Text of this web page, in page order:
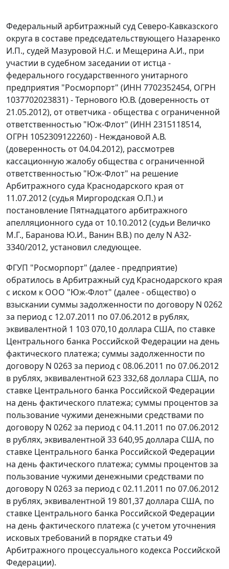
Федеральный арбитражный суд Северо-Кавказского
округа в составе председательствующего Назаренко
И.П., судей Мазуровой Н.С. и Мещерина А.И., при
участии в судебном заседании от истца -
федерального государственного унитарного
предприятия "Росморпорт" (ИНН 7702352454, ОГРН
1037702023831) - Тернового Ю.В. (доверенность от
21.05.2012), от ответчика - общества с ограниченной
ответственностью "Юж-Флот" (ИНН 2315118514,
ОГРН 1052309122260) - Неждановой А.В.
(доверенность от 04.04.2012), рассмотрев
кассационную жалобу общества с ограниченной
ответственностью "Юж-Флот" на решение
Арбитражного суда Краснодарского края от
11.07.2012 (судья Миргородская О.П.) и
постановление Пятнадцатого арбитражного
апелляционного суда от 10.10.2012 (судьи Величко
М.Г., Баранова Ю.И., Ванин В.В.) по делу N А32-
3340/2012, установил следующее.
ФГУП "Росморпорт" (далее - предприятие)
обратилось в Арбитражный суд Краснодарского края
с иском к ООО "Юж-Флот" (далее - общество) о
взыскании суммы задолженности по договору N 0262
за период с 12.07.2011 по 07.06.2012 в рублях,
эквивалентной 1 103 070,10 доллара США, по ставке
Центрального банка Российской Федерации на день
фактического платежа; суммы задолженности по
договору N 0263 за период с 08.06.2011 по 07.06.2012
в рублях, эквивалентной 623 332,68 доллара США, по
ставке Центрального банка Российской Федерации
на день фактического платежа; суммы процентов за
пользование чужими денежными средствами по
договору N 0262 за период с 04.11.2011 по 07.06.2012
в рублях, эквивалентной 33 640,95 доллара США, по
ставке Центрального банка Российской Федерации
на день фактического платежа; суммы процентов за
пользование чужими денежными средствами по
договору N 0263 за период с 02.11.2011 по 07.06.2012
в рублях, эквивалентной 19 801,37 доллара США, по
ставке Центрального банка Российской Федерации
на день фактического платежа (с учетом уточнения
исковых требований в порядке статьи 49
Арбитражного процессуального кодекса Российской
Федерации).